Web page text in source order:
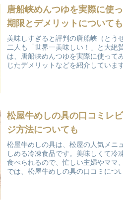
唐船峡めんつゆを実際に使
期限とデメリットについても
美味しすぎると評判の唐船峡（とう
二人も「世界一美味しい！」と大絶
は、唐船峡めんつゆを実際に使って
じたデメリットなどを紹介していま
松屋牛めしの具の口コミレ
ジ方法についても
松屋牛めしの具は、松屋の人気メニ
しめる冷凍食品です。美味しくて冷
食べられるので、忙しい主婦やママ
では、松屋牛めしの具の口コミにつ